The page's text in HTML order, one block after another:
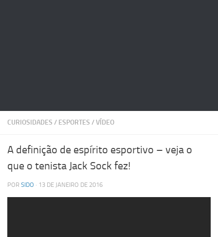
CURIOSIDADES / ESPORTES /VÍDEO
A definição de espírito esportivo – veja o
que o tenista Jack Sock fez!
POR SIDO · 13 DE JANEIRO DE 2016